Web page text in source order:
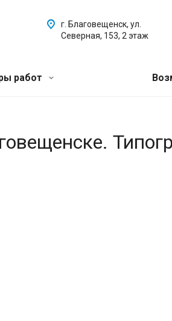
г. Благовещенск, ул.
Северная, 153, 2 этаж
работ